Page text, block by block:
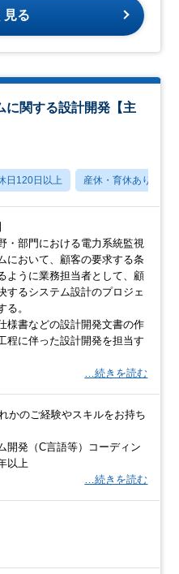
見る
に関する設計開発【主
日120日以上 産休・育休あり
・部門における電力系統監視
において、顧客の要求する条
ように業務担当者として、顧
するシステム設計のプロジェ
る。
様書などの設計開発文書の作
程に伴った設計開発を担当す
…続きを読む
かのご経験やスキルをお持ち
開発（C言語等）コーディン
以上
…続きを読む